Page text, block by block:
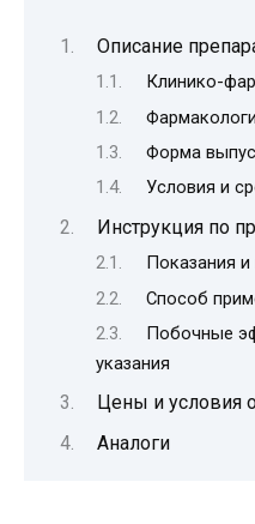
Описание
Клинико-
Форма
Условия и
Инструкция по
Показания и
Способ
Побочные
указания
Цены и условия
Аналоги